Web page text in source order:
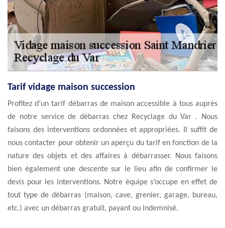
Tarif vidage maison succession
Profitez d’un tarif débarras de maison accessible à tous auprès
de notre service de débarras chez Recyclage du Var . Nous
faisons des interventions ordonnées et appropriées. Il suffit de
nous contacter pour obtenir un aperçu du tarif en fonction de la
nature des objets et des affaires à débarrasser. Nous faisons
bien également une descente sur le lieu afin de confirmer le
devis pour les interventions. Notre équipe s’occupe en effet de
tout type de débarras (maison, cave, grenier, garage, bureau,
etc.) avec un débarras gratuit, payant ou indemnisé.